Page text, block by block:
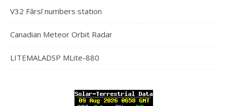
V32 Fārsī numbers station
Canadian Meteor Orbit Radar
LITEMALADSP MLite-880